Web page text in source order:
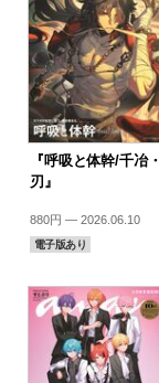
『呼吸と体幹/千冶・
刃』
880円 — 2026.06.10
電子版あり